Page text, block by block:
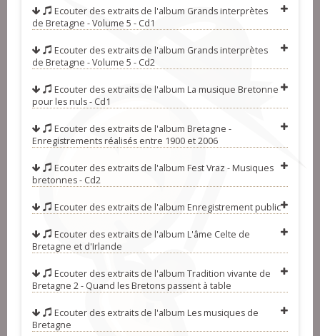
Kemener
08-En chemin de fer - Roland Guillou
(rond paludier)
09-An tad moualc'h kozh - Les
soeurs Goadec
10-Suite d'avant-deux - Emmanuelle
Bouthillier
11-Je suis la délaissée - Valentine
goutte e-barzh ar vro - Quéré-Le
Menn (gavotte)
13-Avant-deux gavotté - Pierre
Gauthier
14-Suite de marches du pays de
Redon - Gilbert Hervieux-Jacques
Beauchamp
15-O tistreiñ eus a Blouneour-
Traezh - Roger Prémel (dañs round)
16-C'était une fille parmi ces bois -
Clémentine Jouin
17-Pardon Sant-Wilherm -
Quéméner (dañs fañch)
soeurs Udo (ronde de Loudéac)
19-Ar vestrez klañv - Marthe
(ridée)
21-Tri martolod - Nicole Pochic
Ecouter des extraits de l'album Grands interprètes
de Bretagne - Volume 5 - Cd1
Ecouter des extraits de l'album Grands interprètes
de Bretagne - Volume 5 - Cd2
Ecouter des extraits de l'album La musique Bretonne
pour les nuls - Cd1
Ecouter des extraits de l'album Bretagne -
Enregistrements réalisés entre 1900 et 2006
Ecouter des extraits de l'album Fest Vraz - Musiques
bretonnes - Cd2
Ecouter des extraits de l'album Enregistrement public
Ecouter des extraits de l'album L'âme Celte de
Bretagne et d'Irlande
Ecouter des extraits de l'album Tradition vivante de
Bretagne 2 - Quand les Bretons passent à table
Ecouter des extraits de l'album Les musiques de
Bretagne